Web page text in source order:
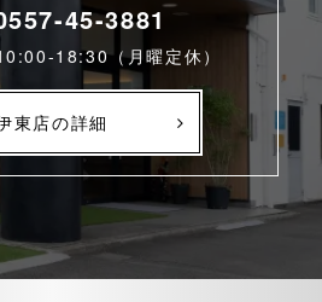
45-3881
18:30（月曜定休）
東店の詳細